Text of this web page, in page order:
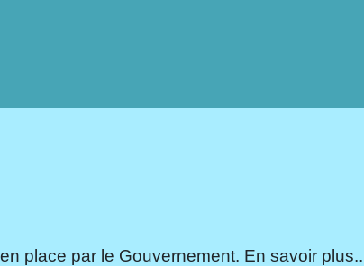
place par le Gouvernement. En savoir